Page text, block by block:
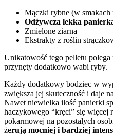
Mączki rybne (w smakach
Odżywcza lekka
Zmielone ziarna
Ekstrakty z roślin
Unikatowość tego pelletu
przynęty dodatkowo wabi ryby.
Każdy dodatkowy bodziec w
zwiększa jej skuteczność i daje
Nawet niewielka ilość panierki
haczykowego “kręci” się więcej
pokarmowej na pozostałych
żerują mocniej i bardziej